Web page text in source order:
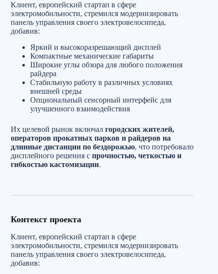
Клиент, европейский стартап в сфере
электромобильности, стремился модернизировать
панель управления своего электровелосипеда,
добавив:
Яркий и высокоразрешающий дисплей
Компактные механические габариты
Широкие углы обзора для любого положения
райдера
Стабильную работу в различных условиях
внешней среды
Опциональный сенсорный интерфейс для
улучшенного взаимодействия
Их целевой рынок включал городских жителей,
операторов прокатных парков и райдеров на
длинные дистанции по бездорожью, что потребовало
дисплейного решения с прочностью, четкостью и
гибкостью кастомизации.
Контекст проекта
Клиент, европейский стартап в сфере
электромобильности, стремился модернизировать
панель управления своего электровелосипеда,
добавив: